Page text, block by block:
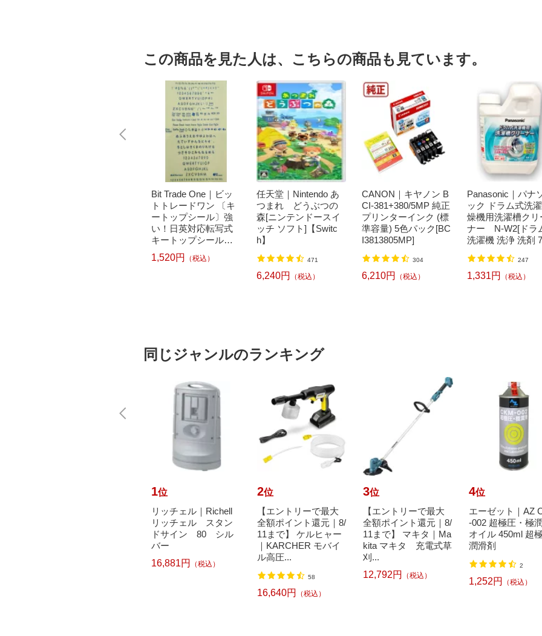
この商品を見た人は、こちらの商品も見ています。
Bit Trade One｜ビッ
トトレードワン 〔キ
ートップシール〕強
い！日英対応転写式
キートップシールセ
ット ブルー DYKTSB
L
1,520円 （税込）
任天堂｜Nintendo あ
つまれ どうぶつの
森[ニンテンドースイ
ッチ ソフト]【Switc
h】
471
6,240円 （税込）
CANON｜キヤノン B
CI-381+380/5MP 純正
プリンターインク (標
準容量) 5色パック[BC
I3813805MP]
304
6,210円 （税込）
Panasonic｜パナ
ック ドラム式洗
燥機用洗濯槽クリ
ナー N-W2[ドラ
洗濯機 洗浄 洗剤
247
1,331円 （税込）
同じジャンルのランキング
1位
リッチェル｜Richell
リッチェル スタン
ドサイン 80 シル
バー
16,881円
（税込）
2位
【エントリーで最大
全額ポイント還元｜8/
11まで】 ケルヒャー
｜KARCHER モバイ
ル高圧...
58
16,640円 （税込）
3位
【エントリーで最大
全額ポイント還元｜8/
11まで】 マキタ｜Ma
kita マキタ 充電式草
刈...
12,792円
（税込）
4位
エーゼット｜AZ
-002 超極圧・極
オイル 450ml 超
潤滑剤
2
1,252円 （税込）